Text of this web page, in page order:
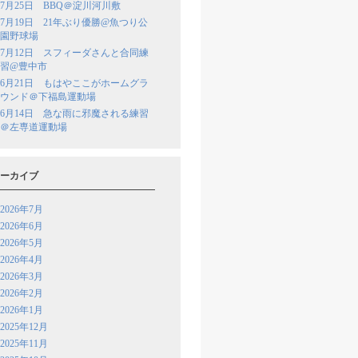
7月25日 BBQ＠淀川河川敷
7月19日 21年ぶり優勝@魚つり公
園野球場
7月12日 スフィーダさんと合同練
習@豊中市
6月21日 もはやここがホームグラ
ウンド＠下福島運動場
6月14日 急な雨に邪魔される練習
＠左専道運動場
カイブ
2026年7月
2026年6月
2026年5月
2026年4月
2026年3月
2026年2月
2026年1月
2025年12月
2025年11月